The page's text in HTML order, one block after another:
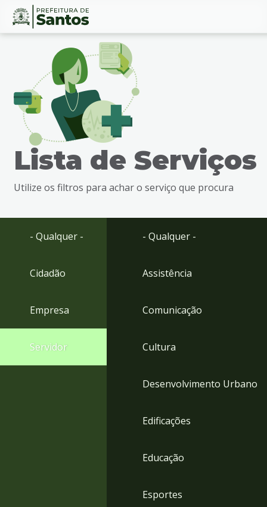
Ir
busca
Ir
Conteúdo
Lista de Serviços
Utilize os filtros para achar o serviço que procura
- Qualquer -
Cidadão
Empresa
Servidor
- Qualquer -
Assistência
Comunicação
Cultura
Desenvolvimento Urbano
Edificações
Educação
Esportes